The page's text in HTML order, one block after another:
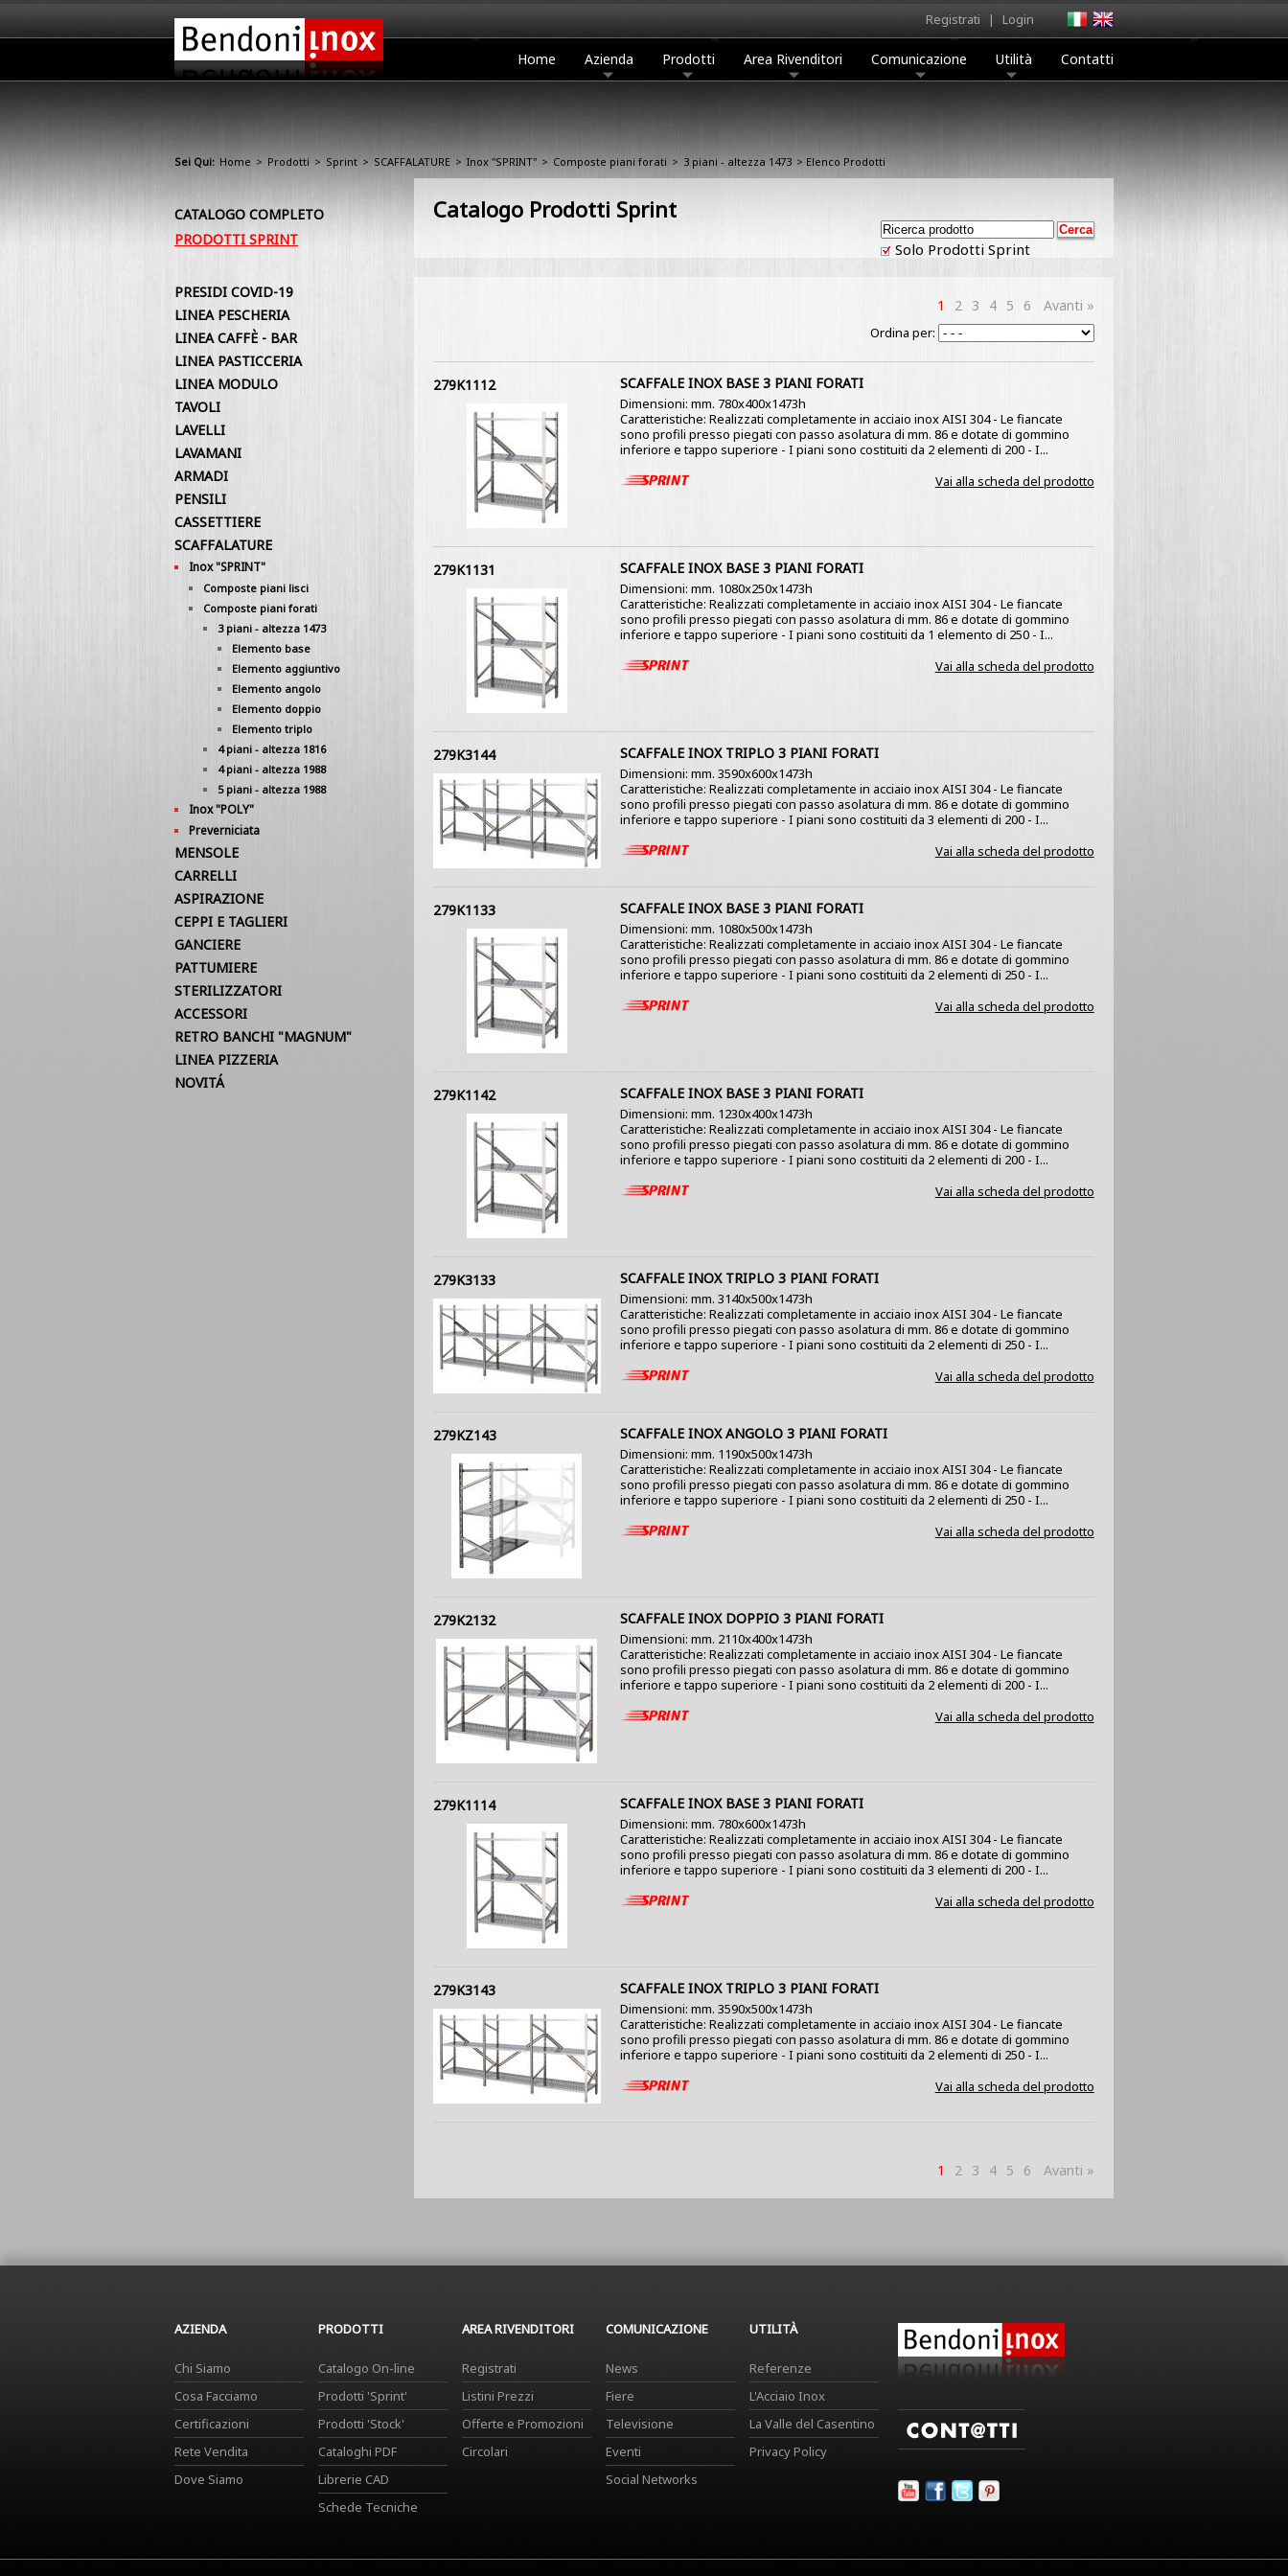
Registrati | Login
Home Azienda Prodotti Area Rivenditori Comunicazione Utilità Contatti
Sei Qui: Home > Prodotti > Sprint > SCAFFALATURE > Inox "SPRINT" > Composte piani forati > 3 piani - altezza 1473 > Elenco Prodotti
Catalogo Prodotti Sprint
Solo Prodotti Sprint
1 2 3 4 5 6 Avanti »
Ordina per:
279K1112 SCAFFALE INOX BASE 3 PIANI FORATI
Dimensioni: mm. 780x400x1473h
Caratteristiche: Realizzati completamente in acciaio inox AISI 304 - Le fiancate
sono profili presso piegati con passo asolatura di mm. 86 e dotate di gommino
inferiore e tappo superiore - I piani sono costituiti da 2 elementi di 200 - I...
Vai alla scheda del prodotto
279K1131 SCAFFALE INOX BASE 3 PIANI FORATI
Dimensioni: mm. 1080x250x1473h
Caratteristiche: Realizzati completamente in acciaio inox AISI 304 - Le fiancate
sono profili presso piegati con passo asolatura di mm. 86 e dotate di gommino
inferiore e tappo superiore - I piani sono costituiti da 1 elemento di 250 - I...
Vai alla scheda del prodotto
279K3144 SCAFFALE INOX TRIPLO 3 PIANI FORATI
Dimensioni: mm. 3590x600x1473h
Caratteristiche: Realizzati completamente in acciaio inox AISI 304 - Le fiancate
sono profili presso piegati con passo asolatura di mm. 86 e dotate di gommino
inferiore e tappo superiore - I piani sono costituiti da 3 elementi di 200 - I...
Vai alla scheda del prodotto
279K1133 SCAFFALE INOX BASE 3 PIANI FORATI
Dimensioni: mm. 1080x500x1473h
Caratteristiche: Realizzati completamente in acciaio inox AISI 304 - Le fiancate
sono profili presso piegati con passo asolatura di mm. 86 e dotate di gommino
inferiore e tappo superiore - I piani sono costituiti da 2 elementi di 250 - I...
Vai alla scheda del prodotto
279K1142 SCAFFALE INOX BASE 3 PIANI FORATI
Dimensioni: mm. 1230x400x1473h
Caratteristiche: Realizzati completamente in acciaio inox AISI 304 - Le fiancate
sono profili presso piegati con passo asolatura di mm. 86 e dotate di gommino
inferiore e tappo superiore - I piani sono costituiti da 2 elementi di 200 - I...
Vai alla scheda del prodotto
279K3133 SCAFFALE INOX TRIPLO 3 PIANI FORATI
Dimensioni: mm. 3140x500x1473h
Caratteristiche: Realizzati completamente in acciaio inox AISI 304 - Le fiancate
sono profili presso piegati con passo asolatura di mm. 86 e dotate di gommino
inferiore e tappo superiore - I piani sono costituiti da 2 elementi di 250 - I...
Vai alla scheda del prodotto
279KZ143 SCAFFALE INOX ANGOLO 3 PIANI FORATI
Dimensioni: mm. 1190x500x1473h
Caratteristiche: Realizzati completamente in acciaio inox AISI 304 - Le fiancate
sono profili presso piegati con passo asolatura di mm. 86 e dotate di gommino
inferiore e tappo superiore - I piani sono costituiti da 2 elementi di 250 - I...
Vai alla scheda del prodotto
279K2132 SCAFFALE INOX DOPPIO 3 PIANI FORATI
Dimensioni: mm. 2110x400x1473h
Caratteristiche: Realizzati completamente in acciaio inox AISI 304 - Le fiancate
sono profili presso piegati con passo asolatura di mm. 86 e dotate di gommino
inferiore e tappo superiore - I piani sono costituiti da 2 elementi di 200 - I...
Vai alla scheda del prodotto
279K1114 SCAFFALE INOX BASE 3 PIANI FORATI
Dimensioni: mm. 780x600x1473h
Caratteristiche: Realizzati completamente in acciaio inox AISI 304 - Le fiancate
sono profili presso piegati con passo asolatura di mm. 86 e dotate di gommino
inferiore e tappo superiore - I piani sono costituiti da 3 elementi di 200 - I...
Vai alla scheda del prodotto
279K3143 SCAFFALE INOX TRIPLO 3 PIANI FORATI
Dimensioni: mm. 3590x500x1473h
Caratteristiche: Realizzati completamente in acciaio inox AISI 304 - Le fiancate
sono profili presso piegati con passo asolatura di mm. 86 e dotate di gommino
inferiore e tappo superiore - I piani sono costituiti da 2 elementi di 250 - I...
Vai alla scheda del prodotto
1 2 3 4 5 6 Avanti »
CATALOGO COMPLETO
PRODOTTI SPRINT
PRESIDI COVID-19
LINEA PESCHERIA
LINEA CAFFÈ - BAR
LINEA PASTICCERIA
LINEA MODULO
TAVOLI
LAVELLI
LAVAMANI
ARMADI
PENSILI
CASSETTIERE
SCAFFALATURE
Inox "SPRINT"
Composte piani lisci
Composte piani forati
3 piani - altezza 1473
Elemento base
Elemento aggiuntivo
Elemento angolo
Elemento doppio
Elemento triplo
4 piani - altezza 1816
4 piani - altezza 1988
5 piani - altezza 1988
Inox "POLY"
Preverniciata
MENSOLE
CARRELLI
ASPIRAZIONE
CEPPI E TAGLIERI
GANCIERE
PATTUMIERE
STERILIZZATORI
ACCESSORI
RETRO BANCHI "MAGNUM"
LINEA PIZZERIA
NOVITÁ
AZIENDA
Chi Siamo
Cosa Facciamo
Certificazioni
Rete Vendita
Dove Siamo
PRODOTTI
Catalogo On-line
Prodotti 'Sprint'
Prodotti 'Stock'
Cataloghi PDF
Librerie CAD
Schede Tecniche
AREA RIVENDITORI
Registrati
Listini Prezzi
Offerte e Promozioni
Circolari
COMUNICAZIONE
News
Fiere
Televisione
Eventi
Social Networks
UTILITÀ
Referenze
L'Acciaio Inox
La Valle del Casentino
Privacy Policy